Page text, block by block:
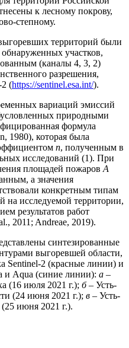
к лесному покрову,
степному.
территорий были
участков,
(каналы 4, 3, 2)
разрешения,
(https://sentinel.esa.int/).
вариаций эмиссий
природными
формула
1980), которая была
n, полученным в
исследований (1). При
площадей пожаров A
а значения
конкретным типам
на исследуемой территории,
результатов работ
2011; Andreae, 2019).
синтезированные
выгоревшей области,
Sentinel-2 (красные линии) и
и Aqua (синие линии): а –
(16 июля 2021 г.); б– Усть-
(24 июня 2021 г.); в – Усть-
июня 2021 г.).